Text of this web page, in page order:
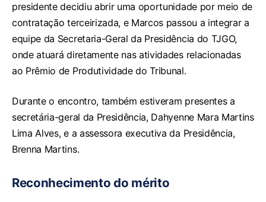
presidente decidiu abrir uma oportunidade por meio de
contratação terceirizada, e Marcos passou a integrar a
equipe da Secretaria-Geral da Presidência do TJGO,
onde atuará diretamente nas atividades relacionadas
ao Prêmio de Produtividade do Tribunal.
Durante o encontro, também estiveram presentes a
secretária-geral da Presidência, Dahyenne Mara Martins
Lima Alves, e a assessora executiva da Presidência,
Brenna Martins.
Reconhecimento do mérito